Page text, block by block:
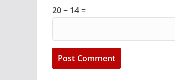
20 − 14 =